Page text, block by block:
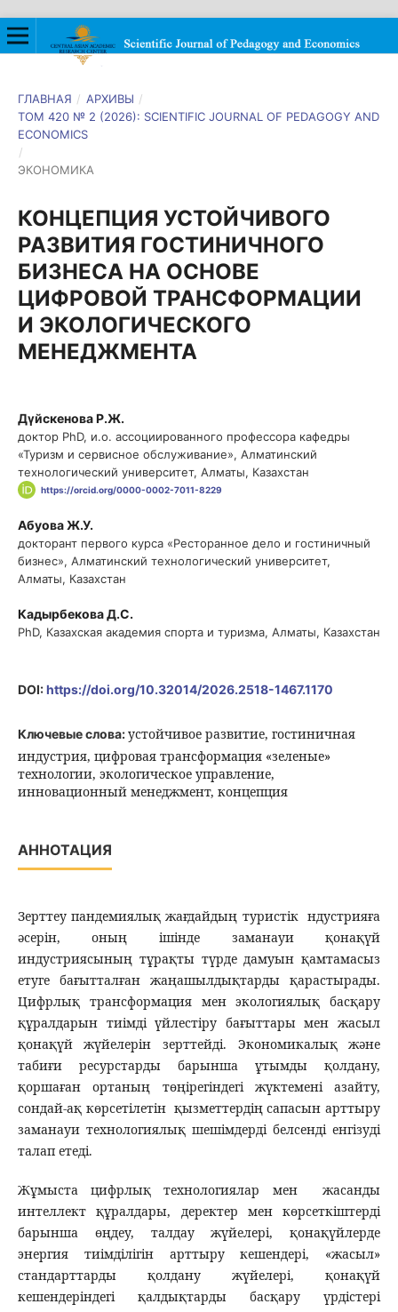
ГЛАВНАЯ / АРХИВЫ /
ТОМ 420 № 2 (2026): SCIENTIFIC JOURNAL OF PEDAGOGY AND
ECONOMICS
/
ЭКОНОМИКА
КОНЦЕПЦИЯ УСТОЙЧИВОГО
РАЗВИТИЯ ГОСТИНИЧНОГО
БИЗНЕСА НА ОСНОВЕ
ЦИФРОВОЙ ТРАНСФОРМАЦИИ
И ЭКОЛОГИЧЕСКОГО
МЕНЕДЖМЕНТА
Дүйскенова Р.Ж.
доктор PhD, и.о. ассоциированного профессора кафедры
«Туризм и сервисное обслуживание», Алматинский
технологический университет, Алматы, Казахстан
https://orcid.org/0000-0002-7011-8229
Абуова Ж.У.
докторант первого курса «Ресторанное дело и гостиничный
бизнес», Алматинский технологический университет,
Алматы, Казахстан
Кадырбекова Д.С.
PhD, Казахская академия спорта и туризма, Алматы, Казахстан
DOI:https://doi.org/10.32014/2026.2518-1467.1170
Ключевые слова:устойчивое развитие, гостиничная
индустрия, цифровая трансформация «зеленые»
технологии, экологическое управление,
инновационный менеджмент, концепция
АННОТАЦИЯ
Зерттеу пандемиялық жағдайдың туристік ндустрияға
әсерін, оның ішінде заманауи қонақүй
индустриясының тұрақты түрде дамуын қамтамасыз
етуге бағытталған жаңашылдықтарды қарастырады.
Цифрлық трансформация мен экологиялық басқару
құралдарын тиімді үйлестіру бағыттары мен жасыл
қонақүй жүйелерін зерттейді. Экономикалық және
табиғи ресурстарды барынша ұтымды қолдану,
қоршаған ортаның төңірегіндегі жүктемені азайту,
сондай-ақ көрсетілетін қызметтердің сапасын арттыру
заманауи технологиялық шешімдерді белсенді енгізуді
талап етеді.
Жұмыста цифрлық технологиялар мен жасанды
интеллект құралдары, деректер мен көрсеткіштерді
барынша өңдеу, талдау жүйелері, қонақүйлерде
энергия тиімділігін арттыру кешендері, «жасыл»
стандарттарды қолдану жүйелері, қонақүй
кешендеріндегі қалдықтарды басқару үрдістері